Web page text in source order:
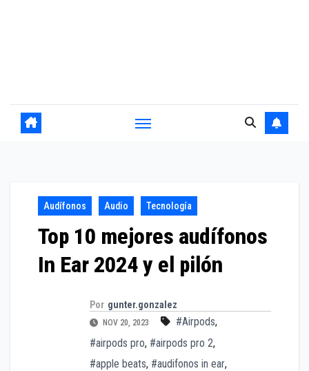
Audífonos Audio Tecnología
Top 10 mejores audífonos
In Ear 2024 y el pilón
Por gunter.gonzalez
NOV 20, 2023 #Airpods,
#airpods pro, #airpods pro 2,
#apple beats, #audifonos in ear,